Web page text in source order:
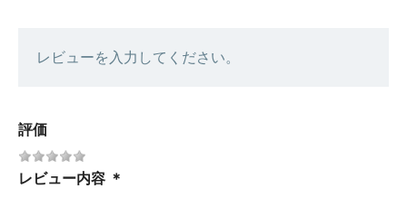
レビューを入力してください。
評価
レビュー内容 ＊